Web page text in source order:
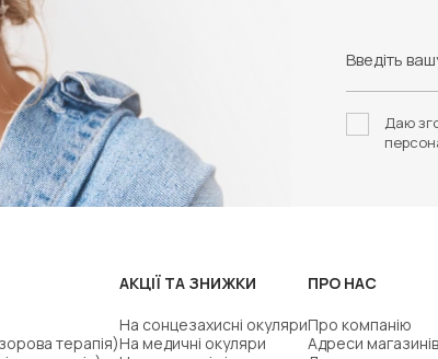
Даю
терапія)
АКЦІЇ ТА ЗНИЖКИ
На сонцезахисні окуляри
На медичні окуляри
ПРО НАС
Про компанію
Адреси магазинів